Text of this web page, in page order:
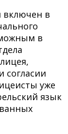
включен в
в
согласии
уже
язык